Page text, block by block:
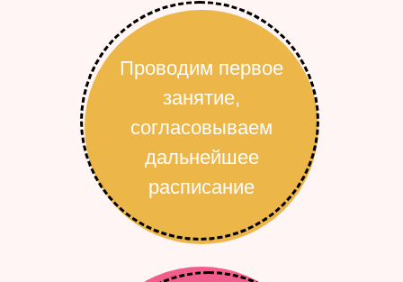
Проводим первое
занятие,
согласовываем
дальнейшее
расписание